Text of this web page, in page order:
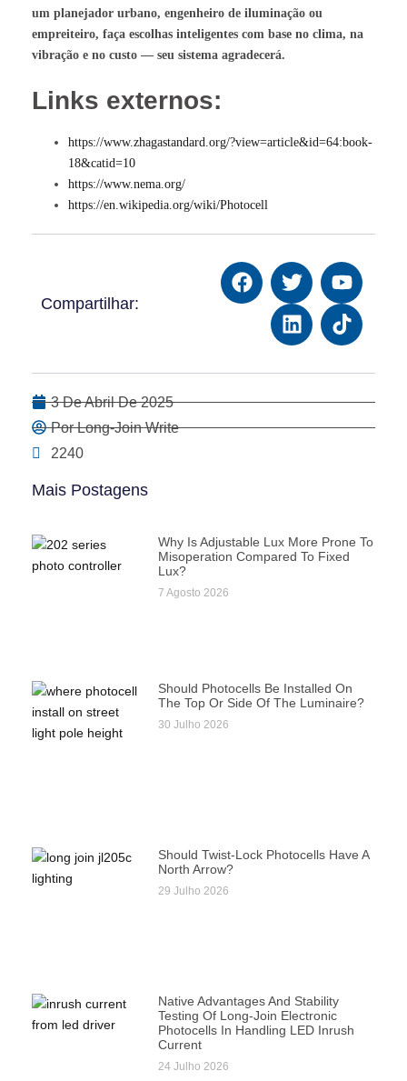
um planejador urbano, engenheiro de iluminação ou
empreiteiro, faça escolhas inteligentes com base no clima, na
vibração e no custo — seu sistema agradecerá.
Links externos:
https://www.zhagastandard.org/?view=article&id=64:book-
18&catid=10
https://www.nema.org/
https://en.wikipedia.org/wiki/Photocell
Compartilhar:
3 De Abril De 2025
Por Long-Join Write
2240
Mais Postagens
Why Is Adjustable Lux More Prone To
Misoperation Compared To Fixed
Lux?
7 Agosto 2026
Should Photocells Be Installed On
The Top Or Side Of The Luminaire?
30 Julho 2026
Should Twist-Lock Photocells Have A
North Arrow?
29 Julho 2026
Native Advantages And Stability
Testing Of Long-Join Electronic
Photocells In Handling LED Inrush
Current
24 Julho 2026